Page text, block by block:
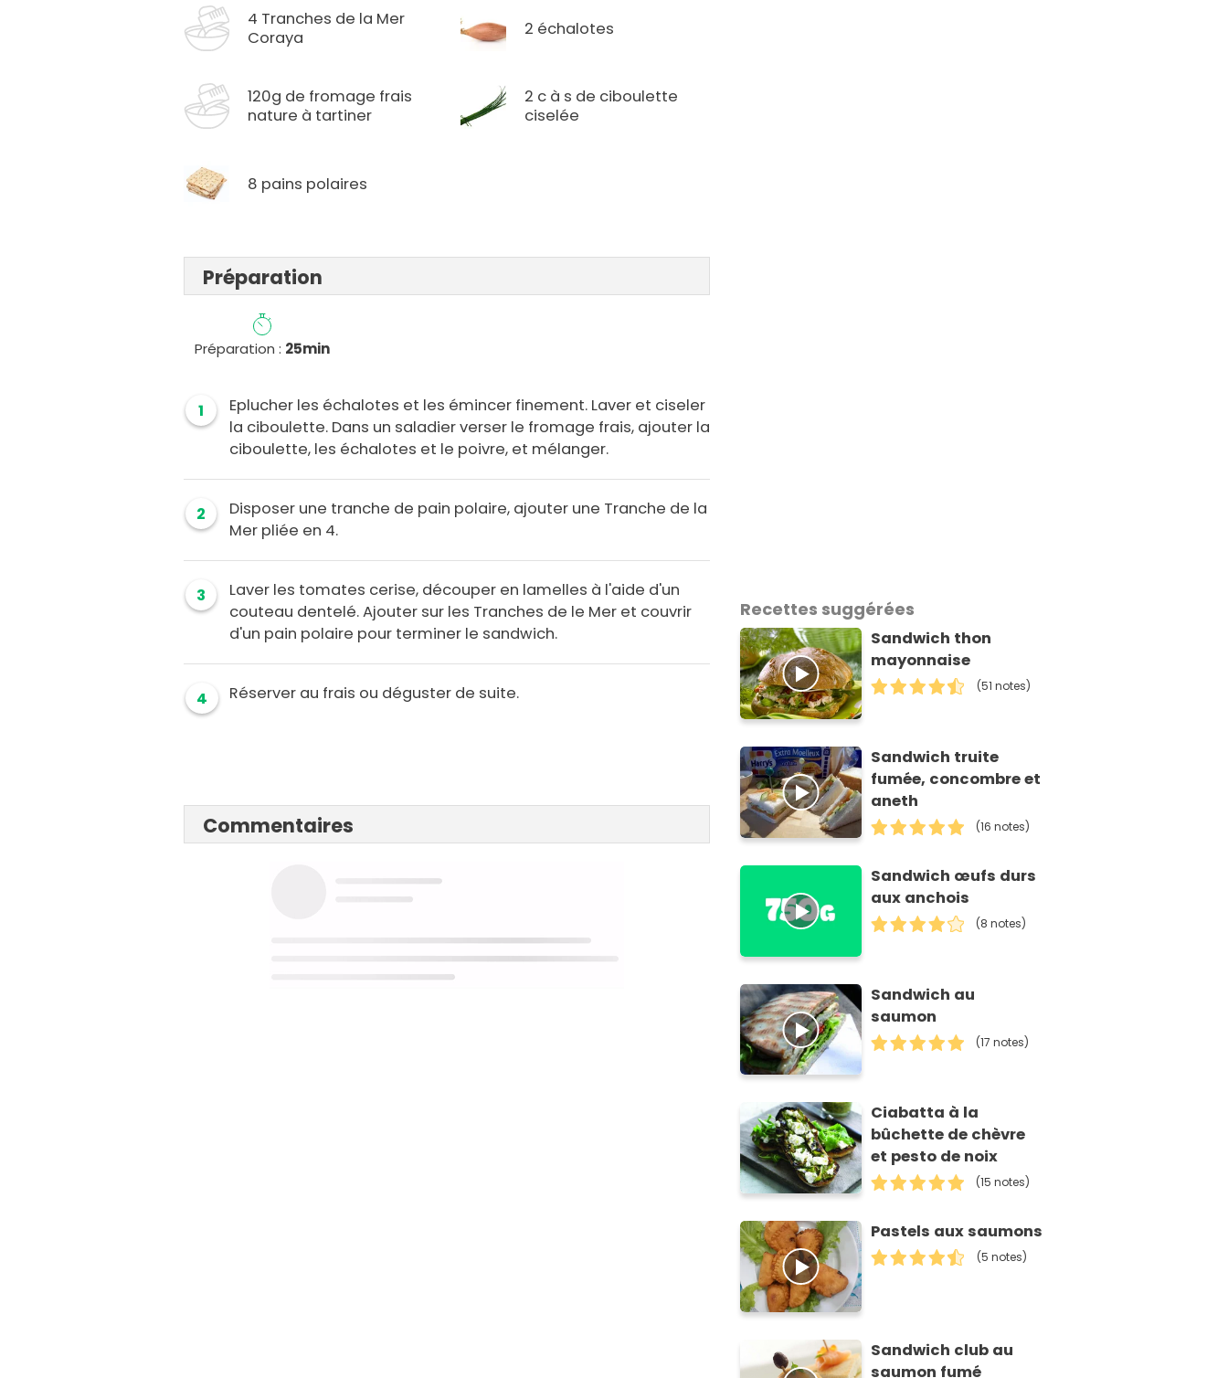
4 Tranches de la Mer
Coraya
2 échalotes
120g de fromage frais
nature à tartiner
2 c à s de ciboulette
ciselée
8 pains polaires
Préparation
Préparation : 25min
1
Eplucher les échalotes et les émincer finement. Laver et ciseler
la ciboulette. Dans un saladier verser le fromage frais, ajouter la
ciboulette, les échalotes et le poivre, et mélanger.
2
Disposer une tranche de pain polaire, ajouter une Tranche de la
Mer pliée en 4.
3
Laver les tomates cerise, découper en lamelles à l'aide d'un
couteau dentelé. Ajouter sur les Tranches de le Mer et couvrir
d'un pain polaire pour terminer le sandwich.
4 Réserver au frais ou déguster de suite.
Commentaires
Recettes suggérées
Sandwich thon
mayonnaise
(51 notes)
Sandwich truite
fumée, concombre et
aneth
(16 notes)
Sandwich œufs durs
aux anchois
(8 notes)
Sandwich au
saumon
(17 notes)
Ciabatta à la
bûchette de chèvre
et pesto de noix
(15 notes)
Pastels aux saumons
(5 notes)
Sandwich club au
saumon fumé